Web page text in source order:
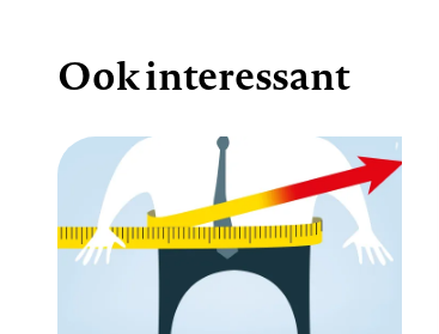
Ook interessant